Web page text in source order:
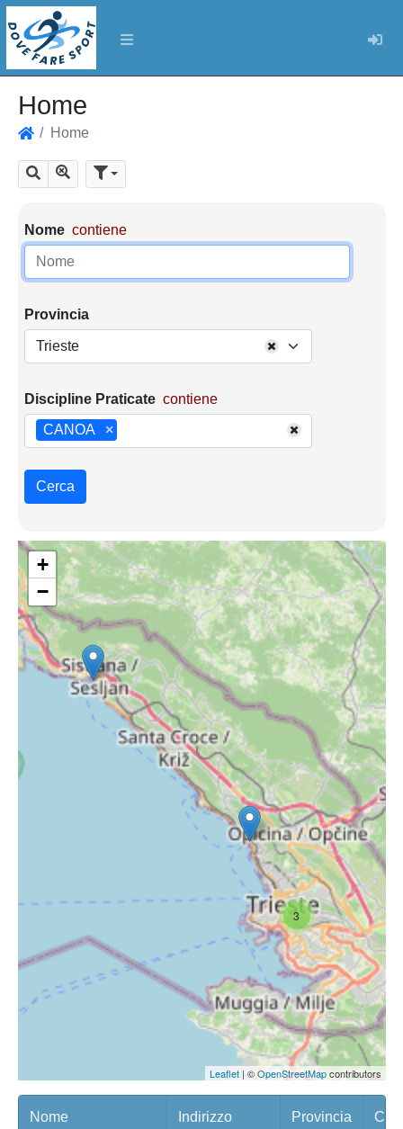
Home
Home
Cerca Mostra tutti i risultati
Parametri di ricerca
Nome contiene
Provincia
Trieste
Discipline Praticate contiene
×
CANOA
Cerca
3
+
−
Leaflet| ©OpenStreetMapcontributors
Nome Indirizzo Provincia